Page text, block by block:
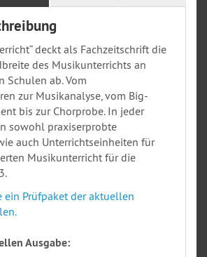
deckt als Fachzeitschrift die
des Musikunterrichts an
Schulen ab. Vom
zur Musikanalyse, vom Big-
bis zur Chorprobe. In jeder
sowohl praxiserprobte
auch Unterrichtseinheiten für
Musikunterricht für die
ein Prüfpaket der aktuellen
Ausgabe: